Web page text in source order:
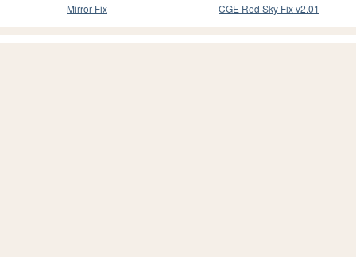
Mirror Fix CGE Red Sky Fix v2.01